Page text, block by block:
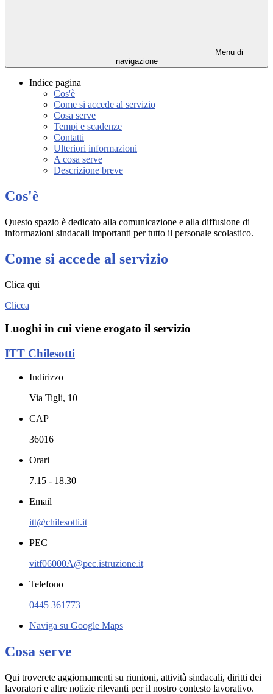
Menu di
navigazione
Indice pagina
Cos'è
Come si accede al servizio
Cosa serve
Tempi e scadenze
Contatti
Ulteriori informazioni
A cosa serve
Descrizione breve
Cos'è
Questo spazio è dedicato alla comunicazione e alla diffusione di
informazioni sindacali importanti per tutto il personale scolastico.
Come si accede al servizio
Clica qui
Clicca
Luoghi in cui viene erogato il servizio
ITT Chilesotti
Indirizzo
Via Tigli, 10
CAP
36016
Orari
7.15 - 18.30
Email
itt@chilesotti.it
PEC
vitf06000A@pec.istruzione.it
Telefono
0445 361773
Naviga su Google Maps
Cosa serve
Qui troverete aggiornamenti su riunioni, attività sindacali, diritti dei
lavoratori e altre notizie rilevanti per il nostro contesto lavorativo.